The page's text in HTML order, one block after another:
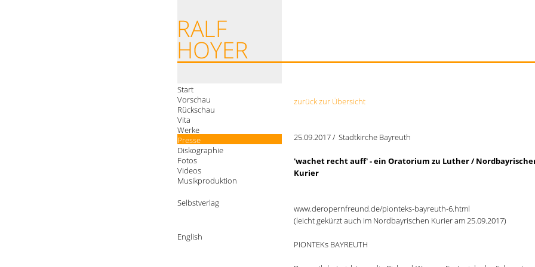
Start
Vorschau
Rückschau
Vita
Werke
Presse
Diskographie
Fotos
Videos
Musikproduktion
Selbstverlag
English
zurück zur Übersicht
25.09.2017 / Stadtkirche Bayreuth
'wachet recht auff' - ein Oratorium zu Luther /
Kurier
www.deropernfreund.de/pionteks-bayreuth-6.html
(leicht gekürzt auch im Nordbayrischen Kurier am 25.09.2017)
PIONTEKs BAYREUTH